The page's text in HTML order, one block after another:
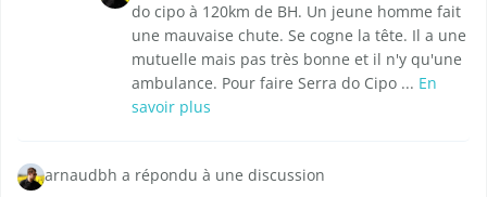
do cipo à 120km de BH. Un jeune homme fait
une mauvaise chute. Se cogne la tête. Il a une
mutuelle mais pas très bonne et il n'y qu'une
ambulance. Pour faire Serra do Cipo ... En
savoir plus
arnaudbh a répondu à une discussion